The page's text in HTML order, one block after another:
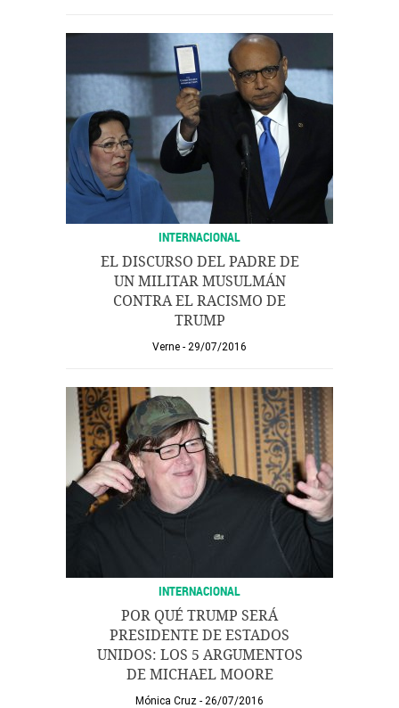
INTERNACIONAL
EL DISCURSO DEL PADRE DE
UN MILITAR MUSULMÁN
CONTRA EL RACISMO DE
TRUMP
Verne 29/07/2016
INTERNACIONAL
POR QUÉ TRUMP SERÁ
PRESIDENTE DE ESTADOS
UNIDOS: LOS 5 ARGUMENTOS
DE MICHAEL MOORE
Mónica Cruz 26/07/2016